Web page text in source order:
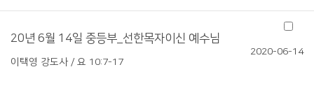
20년 6월 14일 중등부_선한목자이신 예수님
이택영 강도사 / 요 10:7-17
2020-06-14